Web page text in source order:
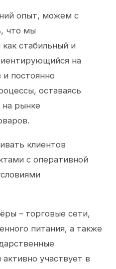
опыт, можем с
что мы
стабильный и
на
и постоянно
оставаясь
на рынке
клиентов
с оперативной
– торговые сети,
питания, а также
участвует в